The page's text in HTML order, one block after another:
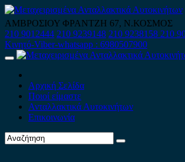
Skip
to
content
ΑΜΒΡΟΣΙΟΥ ΦΡΑΝΤΖΗ 67, Ν.ΚΟΣΜΟΣ
210 9012444 210 9239148 210 9238158 210
Κινητό-Viber-whatsapp : 6980507900
Primary
Αρχική Σελίδα
Ποιοί είμαστε
Ανταλλακτικά Αυτοκινήτων
Επικοινωνία